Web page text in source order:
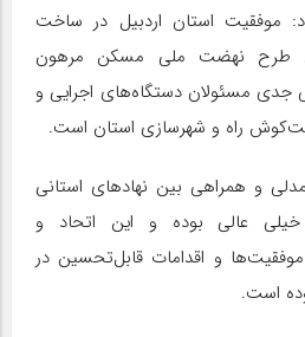
موفقیت استان اردبیل در ساخت
طرح نهضت ملی مسکن مرهون
جدی مسئولان دستگاه‌های اجرایی و
راه و شهرسازی استان است.
و همراهی بین نهادهای استانی
عالی بوده و این اتحاد و
و اقدامات قابل‌تحسین در
است.